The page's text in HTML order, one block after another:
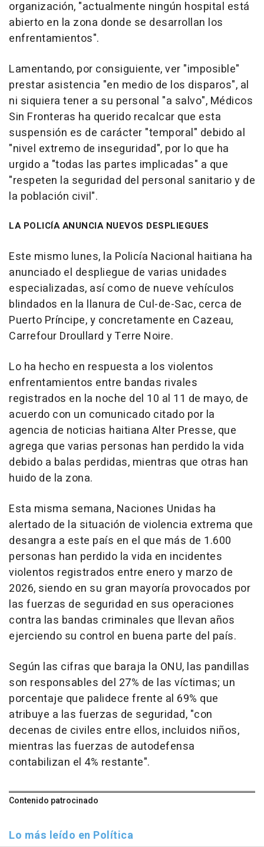
organización, "actualmente ningún hospital está
abierto en la zona donde se desarrollan los
enfrentamientos".
Lamentando, por consiguiente, ver "imposible"
prestar asistencia "en medio de los disparos", al
ni siquiera tener a su personal "a salvo", Médicos
Sin Fronteras ha querido recalcar que esta
suspensión es de carácter "temporal" debido al
"nivel extremo de inseguridad", por lo que ha
urgido a "todas las partes implicadas" a que
"respeten la seguridad del personal sanitario y de
la población civil".
LA POLICÍA ANUNCIA NUEVOS DESPLIEGUES
Este mismo lunes, la Policía Nacional haitiana ha
anunciado el despliegue de varias unidades
especializadas, así como de nueve vehículos
blindados en la llanura de Cul-de-Sac, cerca de
Puerto Príncipe, y concretamente en Cazeau,
Carrefour Droullard y Terre Noire.
Lo ha hecho en respuesta a los violentos
enfrentamientos entre bandas rivales
registrados en la noche del 10 al 11 de mayo, de
acuerdo con un comunicado citado por la
agencia de noticias haitiana Alter Presse, que
agrega que varias personas han perdido la vida
debido a balas perdidas, mientras que otras han
huido de la zona.
Esta misma semana, Naciones Unidas ha
alertado de la situación de violencia extrema que
desangra a este país en el que más de 1.600
personas han perdido la vida en incidentes
violentos registrados entre enero y marzo de
2026, siendo en su gran mayoría provocados por
las fuerzas de seguridad en sus operaciones
contra las bandas criminales que llevan años
ejerciendo su control en buena parte del país.
Según las cifras que baraja la ONU, las pandillas
son responsables del 27% de las víctimas; un
porcentaje que palidece frente al 69% que
atribuye a las fuerzas de seguridad, "con
decenas de civiles entre ellos, incluidos niños,
mientras las fuerzas de autodefensa
contabilizan el 4% restante".
Contenido patrocinado
Lo más leído en Política